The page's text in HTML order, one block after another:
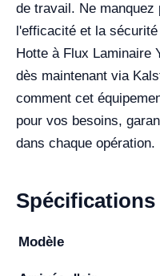
de travail. Ne
l'efficacité et la
Hotte à Flux Laminaire
dès maintenant via
comment cet
pour vos besoins,
dans chaque opération.
Modèle